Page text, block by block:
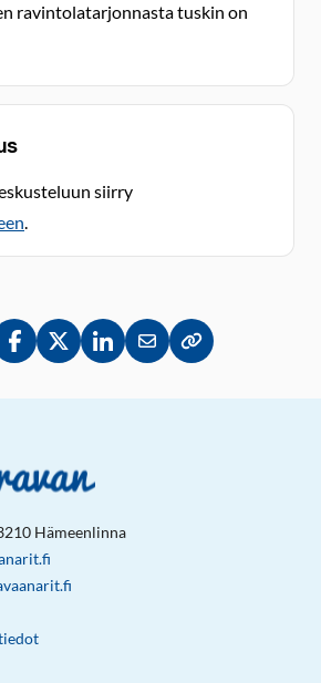
ravintolatarjonnasta tuskin on
siirry
.
Jaa Facebookissa
Jaa Twitterissä
Jaa LinkedInissä
Jaa sähköpostitse
Kopioi linkki
Hämeenlinna